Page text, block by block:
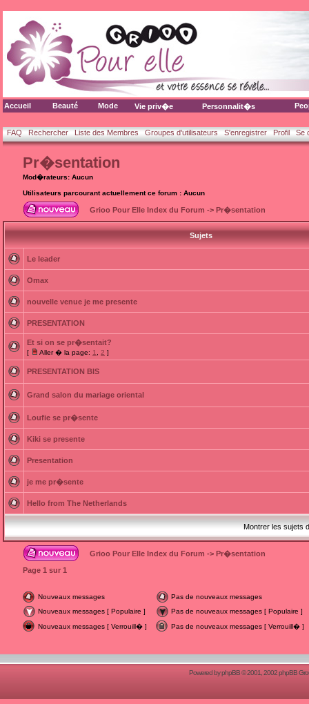
Accueil Beauté Mode Vie priv�e Personnalit�s
FAQ Rechercher Liste des Membres Groupes d'utilisateurs S'enregistrer Profil Se
Pr�sentation
Mod�rateurs: Aucun
Utilisateurs parcourant actuellement ce forum : Aucun
Grioo Pour Elle Index du Forum -> Pr�sentation
Sujets
Le leader
Omax
nouvelle venue je me presente
PRESENTATION
Et si on se pr�sentait?
[ Aller � la page: 1 2 ]
PRESENTATION BIS
Grand salon du mariage oriental
Loufie se pr�sente
Kiki se presente
Presentation
je me pr�sente
Hello from The Netherlands
Montrer les sujets
Grioo Pour Elle Index du Forum -> Pr�sentation
Page 1 sur 1
Nouveaux messages
Pas de nouveaux messages
Nouveaux messages [ Populaire ]
Pas de nouveaux messages [ Populaire ]
Nouveaux messages [ Verrouill� ]
Pas de nouveaux messages [ Verrouill� ]
Powered byphpBB© 2001, 2002 phpBB